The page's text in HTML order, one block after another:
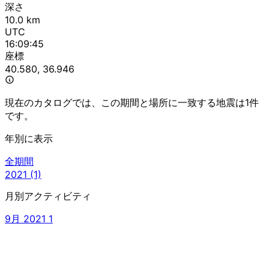
深さ
10.0 km
UTC
16:09:45
座標
40.580, 36.946
現在のカタログでは、この期間と場所に一致する地震は1件
です。
年別に表示
全期間
2021 (1)
月別アクティビティ
9月 2021 1